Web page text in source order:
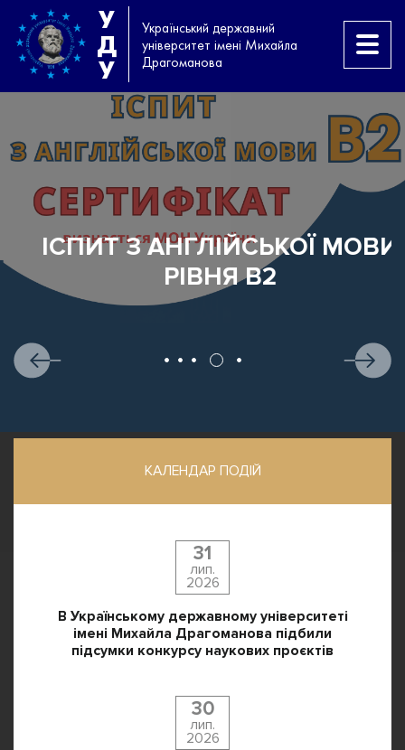
У
Д
У
Український державний
університет імені Михайла
Драгоманова
ІСПИТ З АНГЛІЙСЬКОЇ МОВИ
РІВНЯ B2
КАЛЕНДАР ПОДІЙ
31
лип.
2026
В Українському державному університеті
імені Михайла Драгоманова підбили
підсумки конкурсу наукових проєктів
30
лип.
2026